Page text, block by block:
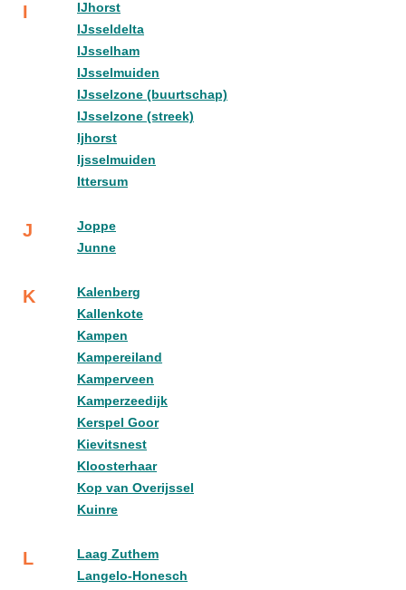
I
IJhorst
IJsseldelta
IJsselham
IJsselmuiden
IJsselzone (buurtschap)
IJsselzone (streek)
Ijhorst
Ijsselmuiden
Ittersum
J
Joppe
Junne
K
Kalenberg
Kallenkote
Kampen
Kampereiland
Kamperveen
Kamperzeedijk
Kerspel Goor
Kievitsnest
Kloosterhaar
Kop van Overijssel
Kuinre
L
Laag Zuthem
Langelo-Honesch